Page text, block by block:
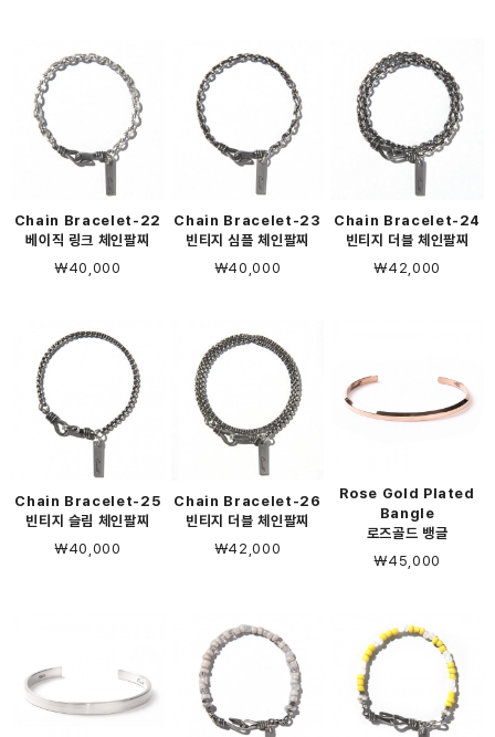
Chain Bracelet-22
베이직 링크 체인팔찌
￦40,000
Chain Bracelet-23
빈티지 심플 체인팔찌
￦40,000
Chain Bracelet-24
빈티지 더블 체인팔찌
￦42,000
Chain Bracelet-25
빈티지 슬림 체인팔찌
￦40,000
Chain Bracelet-26
빈티지 더블 체인팔찌
￦42,000
Rose Gold Plated
Bangle
로즈골드 뱅글
￦45,000